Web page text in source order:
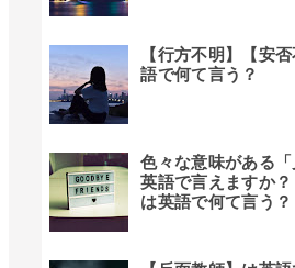
【行方不明】【安
語で何て言う？
色々な意味がある
英語で言えますか？
は英語で何て言う？